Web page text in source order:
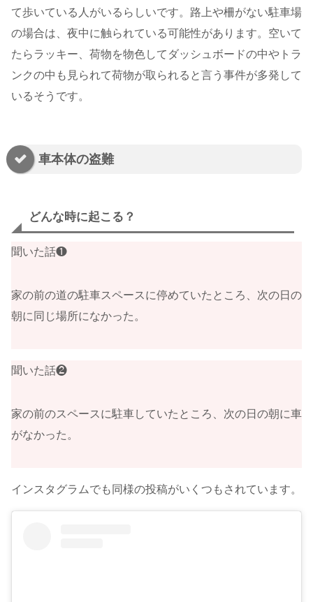
て歩いている人がいるらしいです。路上や柵がない駐車場
の場合は、夜中に触られている可能性があります。空いて
たらラッキー、荷物を物色してダッシュボードの中やトラ
ンクの中も見られて荷物が取られると言う事件が多発して
いるそうです。
車本体の盗難
どんな時に起こる？
聞いた話❶
家の前の道の駐車スペースに停めていたところ、次の日の
朝に同じ場所になかった。
聞いた話❷
家の前のスペースに駐車していたところ、次の日の朝に車
がなかった。
インスタグラムでも同様の投稿がいくつもされています。